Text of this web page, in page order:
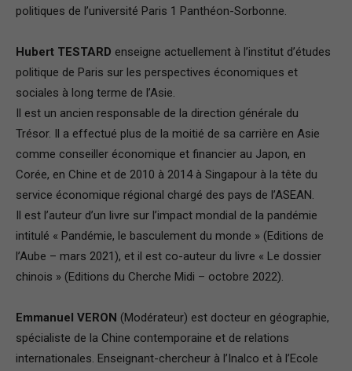
politiques de l’université Paris 1 Panthéon-Sorbonne.
Hubert TESTARD enseigne actuellement à l’institut d’études
politique de Paris sur les perspectives économiques et
sociales à long terme de l’Asie.
Il est un ancien responsable de la direction générale du
Trésor. Il a effectué plus de la moitié de sa carrière en Asie
comme conseiller économique et financier au Japon, en
Corée, en Chine et de 2010 à 2014 à Singapour à la tête du
service économique régional chargé des pays de l’ASEAN.
Il est l’auteur d’un livre sur l’impact mondial de la pandémie
intitulé « Pandémie, le basculement du monde » (Editions de
l’Aube – mars 2021), et il est co-auteur du livre « Le dossier
chinois » (Editions du Cherche Midi – octobre 2022).
Emmanuel VERON (Modérateur) est docteur en géographie,
spécialiste de la Chine contemporaine et de relations
internationales. Enseignant-chercheur à l’Inalco et à l’Ecole